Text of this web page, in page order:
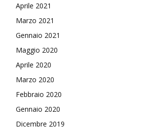
Aprile 2021
Marzo 2021
Gennaio 2021
Maggio 2020
Aprile 2020
Marzo 2020
Febbraio 2020
Gennaio 2020
Dicembre 2019